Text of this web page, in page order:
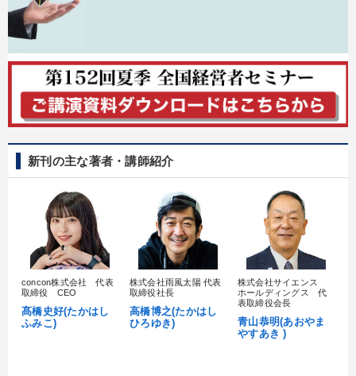
新刊の主な著者・講師紹介
concon株式会社 代表
取締役 CEO
髙橋史好(たかはし
ふみこ)
株式会社雨風太陽 代表
取締役社長
高橋博之(たかはし
ひろゆき)
株式会社サイエンス
ホールディングス 代
表取締役会長
青山恭明(あおやま
やすあき )